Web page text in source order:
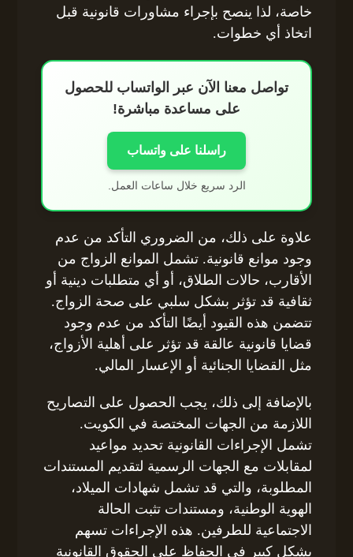
خاصة، لذا ينصح بإجراء مشاورات قانونية قبل
اتخاذ أي خطوات.
تواصل معنا الآن عبر الواتساب للحصول
على مساعدة مباشرة!
راسلنا على واتساب
الرد سريع خلال ساعات العمل.
علاوة على ذلك، من الضروري التأكد من عدم
وجود موانع قانونية. تشمل الموانع الزواج من
الأقارب، حالات الطلاق، أو أي متطلبات دينية أو
ثقافية قد تؤثر بشكل سلبي على صحة الزواج.
تتضمن هذه القيود أيضًا التأكد من عدم وجود
قضايا قانونية عالقة قد تؤثر على أهلية الأزواج،
مثل القضايا الجنائية أو الإعسار المالي.
بالإضافة إلى ذلك، يجب الحصول على التصاريح
اللازمة من الجهات المختصة في الكويت.
تشمل الإجراءات القانونية تحديد مواعيد
لمقابلات مع الجهات الرسمية لتقديم المستندات
المطلوبة، والتي قد تشمل شهادات الميلاد،
الهوية الوطنية، ومستندات تثبت الحالة
الاجتماعية للطرفين. هذه الإجراءات تسهم
بشكل كبير في الحفاظ على الحقوق القانونية